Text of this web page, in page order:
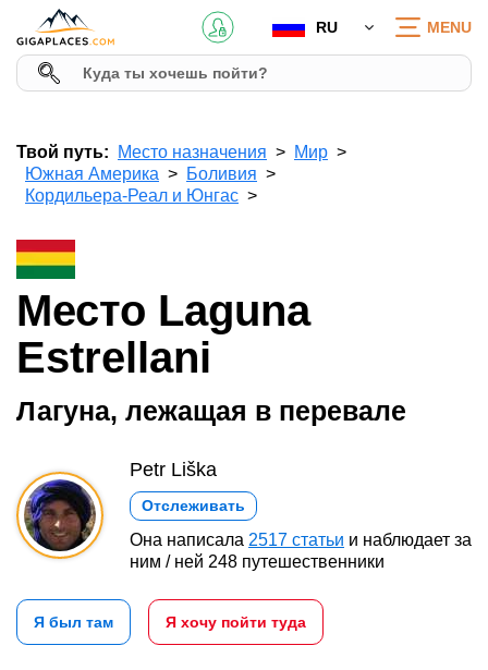
RU MENU
Твой путь: Место назначения
Мир
Южная Америка
Боливия
Кордильера-Реал и Юнгас
Место Laguna
Estrellani
Лагуна, лежащая в перевале
Petr Liška
Отслеживать
Она написала 2517 статьи и наблюдает за
ним / ней 248 путешественники
Я был там Я хочу пойти туда